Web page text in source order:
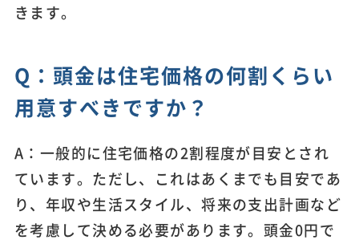
きます。
Q：頭金は住宅価格の何割くらい
用意すべきですか？
A：一般的に住宅価格の2割程度が目安とされ
ています。ただし、これはあくまでも目安であ
り、年収や生活スタイル、将来の支出計画など
を考慮して決める必要があります。頭金0円で